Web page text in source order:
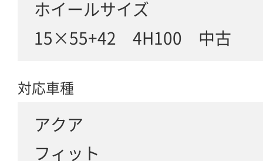
ホイールサイズ
15×55+42 4H100 中古
対応車種
アクア
フィット